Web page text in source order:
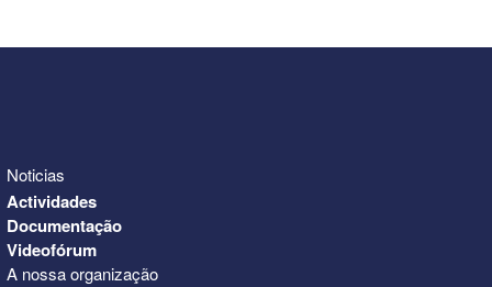
Noticias
Actividades
Documentação
Videofórum
A nossa organização